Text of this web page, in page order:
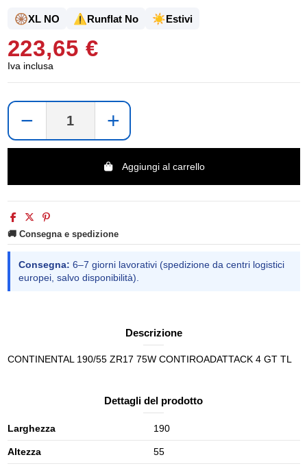
🛞XL NO ⚠️Runflat No ☀️Estivi
223,65 €
Iva inclusa
− +
Aggiungi al carrello
🚚 Consegna e spedizione
Consegna: 6–7 giorni lavorativi (spedizione da centri logistici
europei, salvo disponibilità).
Descrizione
CONTINENTAL 190/55 ZR17 75W CONTIROADATTACK 4 GT TL
Dettagli del prodotto
Larghezza 190
Altezza 55